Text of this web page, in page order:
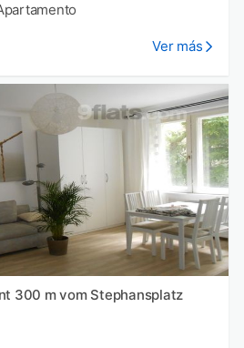
Ver más
300 m vom Stephansplatz